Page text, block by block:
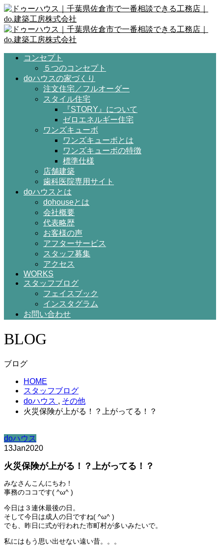
コンセプト
５つのコンセプト
doハウスの家づくり
注文住宅／フルオーダー
スタイル住宅
『STORY』について
ゼロエネルギー住宅
ワンズキューボ
ワンズキューボとは
ワンズキューボの特徴
標準仕様
店舗建築
歯科医院専用サイト
doハウスとは
dohouseとは
会社概要
代表略歴
お客様の声
アフターサービス
スタッフ募集
アクセス
WORKS
スタッフブログ
フェイスブック
インスタグラム
お問い合わせ
BLOG
ブログ
HOME
スタッフブログ
doハウス , その他
火災保険が上がる！？上がってる！？
doハウス
13Jan2020
火災保険が上がる！？上がってる！？
みなさんこんにちわ！
事務のココです( ^ω^ )
今日は３連休最後の日。
そして今日は成人の日ですね( ^ω^ )
でも、昨日に式が行われた市町村が多いみたいで。
私にはもう思い出せない遠い昔。。。